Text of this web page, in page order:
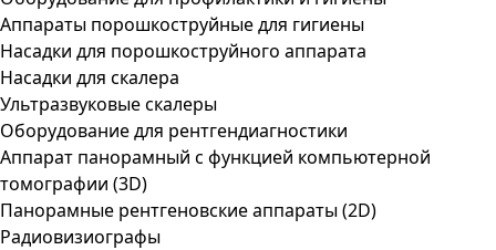
Аппараты порошкоструйные для гигиены
Насадки для порошкоструйного аппарата
Насадки для скалера
Ультразвуковые скалеры
Оборудование для рентгендиагностики
Аппарат панорамный с функцией компьютерной
томографии (3D)
Панорамные рентгеновские аппараты (2D)
Радиовизиографы